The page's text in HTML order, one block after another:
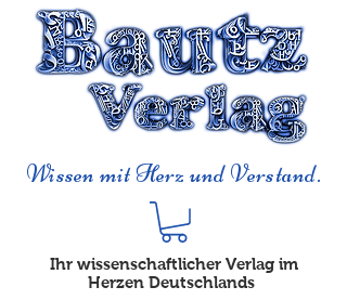
Wissen mit Herz und Verstand.
Ihr wissenschaftlicher Verlag im
Herzen Deutschlands